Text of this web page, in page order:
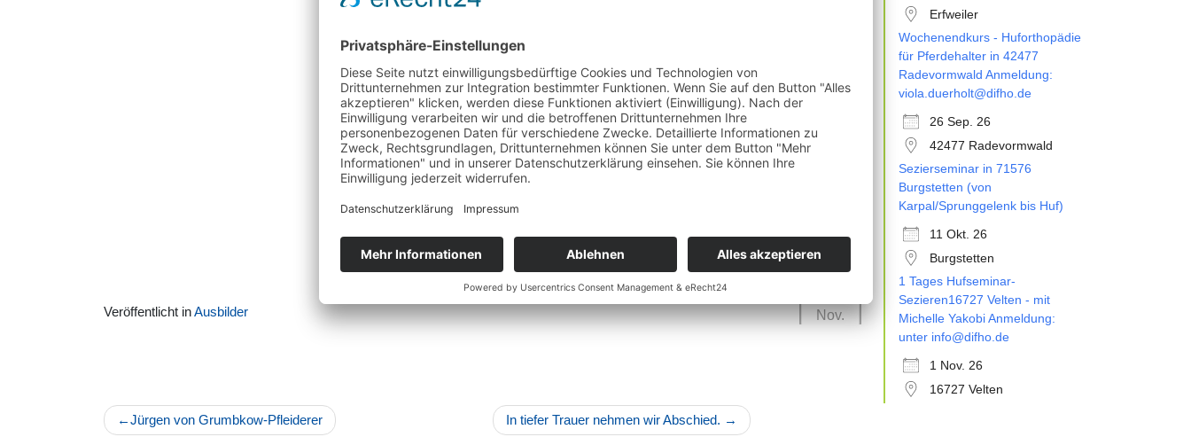
Nach abgeschlossenem Biologie-Studium entschied ich
immer mehr in meinen Fokus rückten, ließ ich meine
Doktorarbeit in der Biologie unvollendet zurück und
tauschte die Labortätigkeit gegen die die Arbeit an und
mit den Pferden.
Seit 2005 arbeite ich hauptberuflich als Huforthopädin,
noch immer mit wachsender Begeisterung für die
Zusammenhänge und dafür, was alles möglich wird,
kamen weitere Ausbildungen im Humantherapeutischen
Bereich hinzu. Erfahrungen aus diesen Bereichen
fließen nun mehr und mehr in meine huforthopädische
Veröffentlicht inAusbilder
Beitragsnavigation
Jürgen von Grumbkow-Pfleiderer In tiefer Trauer nehmen wir Abschied.
Erfweiler
Wochenendkurs - Huforthopädie
für Pferdehalter in 42477
Radevormwald Anmeldung:
viola.duerholt@difho.de
26 Sep. 26
42477 Radevormwald
Sezierseminar in 71576
Burgstetten (von
Karpal/Sprunggelenk bis Huf)
11 Okt. 26
Burgstetten
Nov.
1 Tages Hufseminar-
Sezieren16727 Velten - mit
Michelle Yakobi Anmeldung:
unter info@difho.de
1 Nov. 26
16727 Velten